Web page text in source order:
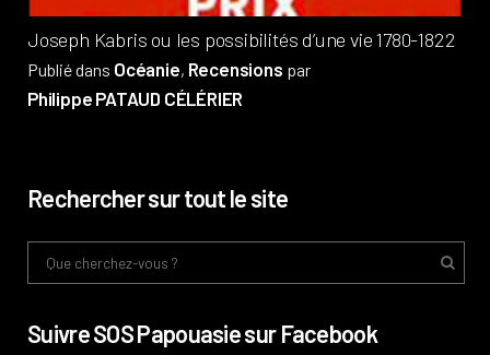
Joseph Kabris ou les possibilités d’une vie 1780-1822
Publié dans Océanie, Recensions par
Philippe PATAUD CÉLÉRIER
Rechercher sur tout le site
Suivre SOS Papouasie sur Facebook